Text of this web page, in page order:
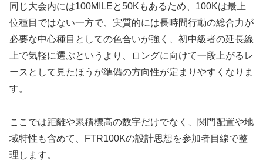
同じ大会内には100MILEと50Kもあるため、100Kは最上
位種目ではない一方で、実質的には長時間行動の総合力が
必要な中心種目としての色合いが強く、初中級者の延長線
上で気軽に選ぶというより、ロングに向けて一段上がるレ
ースとして見たほうが準備の方向性が定まりやすくなりま
す。
ここでは距離や累積標高の数字だけでなく、関門配置や地
域特性も含めて、FTR100Kの設計思想を参加者目線で整
理します。